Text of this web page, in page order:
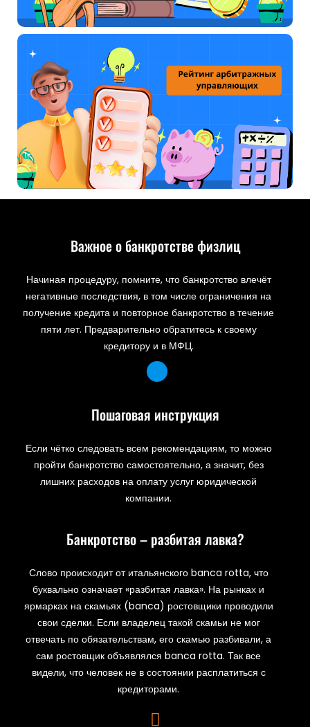
Важное о банкротстве физлиц
Начиная процедуру, помните, что банкротство влечёт
негативные последствия, в том числе ограничения на
получение кредита и повторное банкротство в течение
пяти лет. Предварительно обратитесь к своему
кредитору и в МФЦ.
Пошаговая инструкция
Если чётко следовать всем рекомендациям, то можно
пройти банкротство самостоятельно, а значит, без
лишних расходов на оплату услуг юридической
компании.
Банкротство – разбитая лавка?
Слово происходит от итальянского banca rotta, что
буквально означает «разбитая лавка». На рынках и
ярмарках на скамьях (banca) ростовщики проводили
свои сделки. Если владелец такой скамьи не мог
отвечать по обязательствам, его скамью разбивали, а
сам ростовщик объявлялся banca rotta. Так все
видели, что человек не в состоянии расплатиться с
кредиторами.